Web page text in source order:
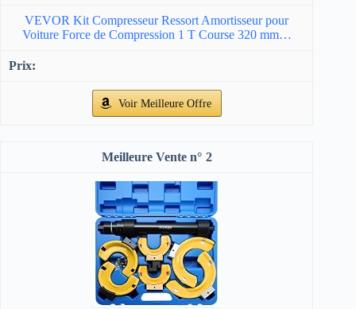
VEVOR Kit Compresseur Ressort Amortisseur pour
Voiture Force de Compression 1 T Course 320 mm…
Voir Meilleure Offre
2